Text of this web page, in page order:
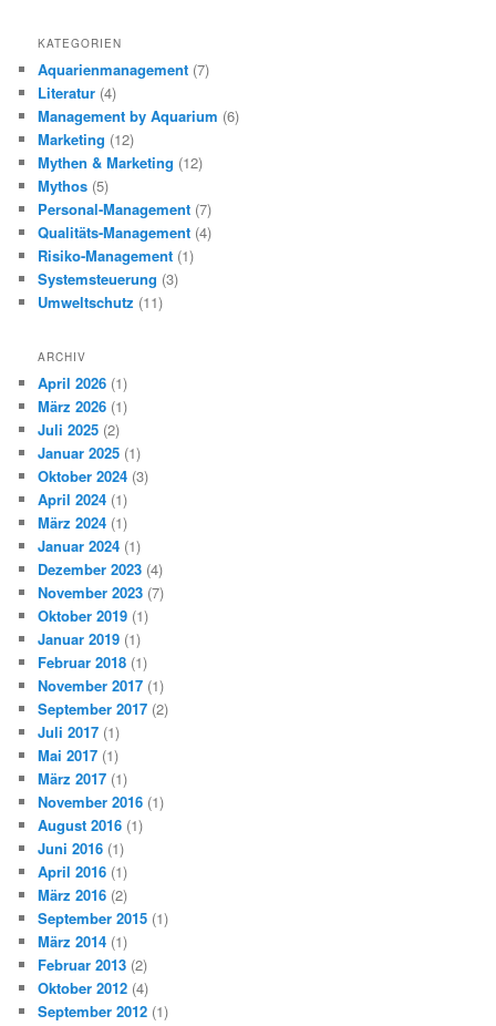
KATEGORIEN
Aquarienmanagement (7)
Literatur (4)
Management by Aquarium (6)
Marketing (12)
Mythen & Marketing (12)
Mythos (5)
Personal-Management (7)
Qualitäts-Management (4)
Risiko-Management (1)
Systemsteuerung (3)
Umweltschutz (11)
ARCHIV
April 2026 (1)
März 2026 (1)
Juli 2025 (2)
Januar 2025 (1)
Oktober 2024 (3)
April 2024 (1)
März 2024 (1)
Januar 2024 (1)
Dezember 2023 (4)
November 2023 (7)
Oktober 2019 (1)
Januar 2019 (1)
Februar 2018 (1)
November 2017 (1)
September 2017 (2)
Juli 2017 (1)
Mai 2017 (1)
März 2017 (1)
November 2016 (1)
August 2016 (1)
Juni 2016 (1)
April 2016 (1)
März 2016 (2)
September 2015 (1)
März 2014 (1)
Februar 2013 (2)
Oktober 2012 (4)
September 2012 (1)